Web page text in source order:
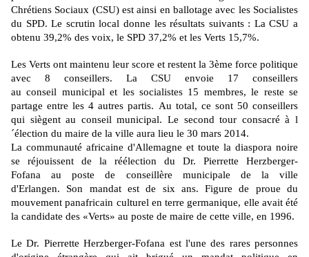
Chrétiens Sociaux (CSU)est ainsi en ballotage avec les Socialistes
du SPD. Le scrutin local donne les résultats suivants : La CSU a
obtenu 39,2% des voix, le SPD 37,2% et les Verts 15,7%.
Les Verts ont maintenu leur score et restent la 3ème force politique
avec 8 conseillers. La CSU envoie 17 conseillers
auconseil municipal et les socialistes 15 membres, le reste se
partage entre les 4 autres partis. Au total, ce sont 50 conseillers
qui siègent au conseil municipal. Le second tour consacré à l
´élection du maire de la ville aura lieu le 30 mars 2014.
La communauté africaine d'Allemagne et toute la diaspora noire
se réjouissent de la réélection du Dr. Pierrette Herzberger-
Fofana au poste de conseillère municipale de la ville
d'Erlangen. Son mandat est de six ans. Figure de proue du
mouvement panafricain culturel en terre germanique, elle avait été
la candidate des «Verts» au poste de maire de cette ville, en 1996.
Le Dr. Pierrette Herzberger-Fofana est l'une des rares personnes